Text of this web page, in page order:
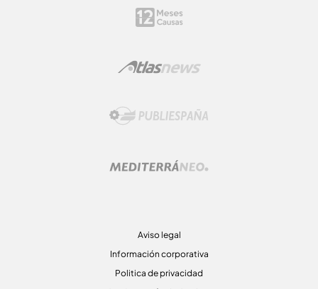
Aviso legal
Información corporativa
Politica de privacidad